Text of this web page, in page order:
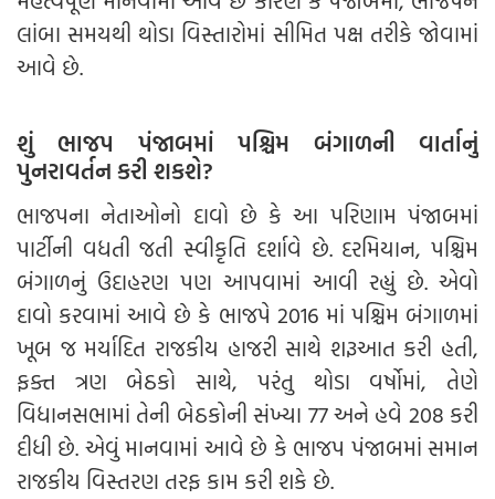
લાંબા સમયથી થોડા વિસ્તારોમાં સીમિત પક્ષ તરીકે જોવામાં
આવે છે.
શું ભાજપ પંજાબમાં પશ્ચિમ બંગાળની વાર્તાનું
પુનરાવર્તન કરી શકશે?
ભાજપના નેતાઓનો દાવો છે કે આ પરિણામ પંજાબમાં
પાર્ટીની વધતી જતી સ્વીકૃતિ દર્શાવે છે. દરમિયાન, પશ્ચિમ
બંગાળનું ઉદાહરણ પણ આપવામાં આવી રહ્યું છે. એવો
દાવો કરવામાં આવે છે કે ભાજપે 2016 માં પશ્ચિમ બંગાળમાં
ખૂબ જ મર્યાદિત રાજકીય હાજરી સાથે શરૂઆત કરી હતી,
ફક્ત ત્રણ બેઠકો સાથે, પરંતુ થોડા વર્ષોમાં, તેણે
વિધાનસભામાં તેની બેઠકોની સંખ્યા 77 અને હવે 208 કરી
દીધી છે. એવું માનવામાં આવે છે કે ભાજપ પંજાબમાં સમાન
રાજકીય વિસ્તરણ તરફ કામ કરી શકે છે.